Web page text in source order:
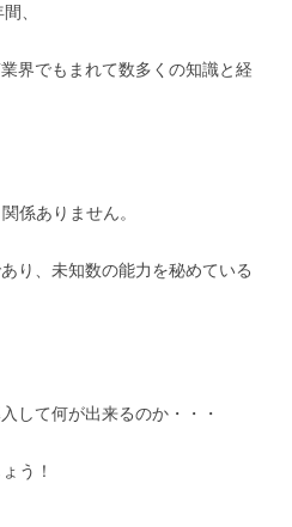
、
界でもまれて数多くの知識と経
係ありません。
り、未知数の能力を秘めている
して何が出来るのか・・・
う！